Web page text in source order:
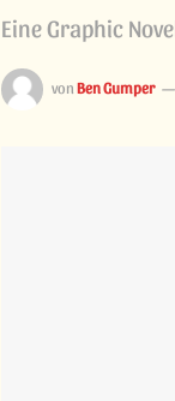
Eine Graphic
von Ben Gumper